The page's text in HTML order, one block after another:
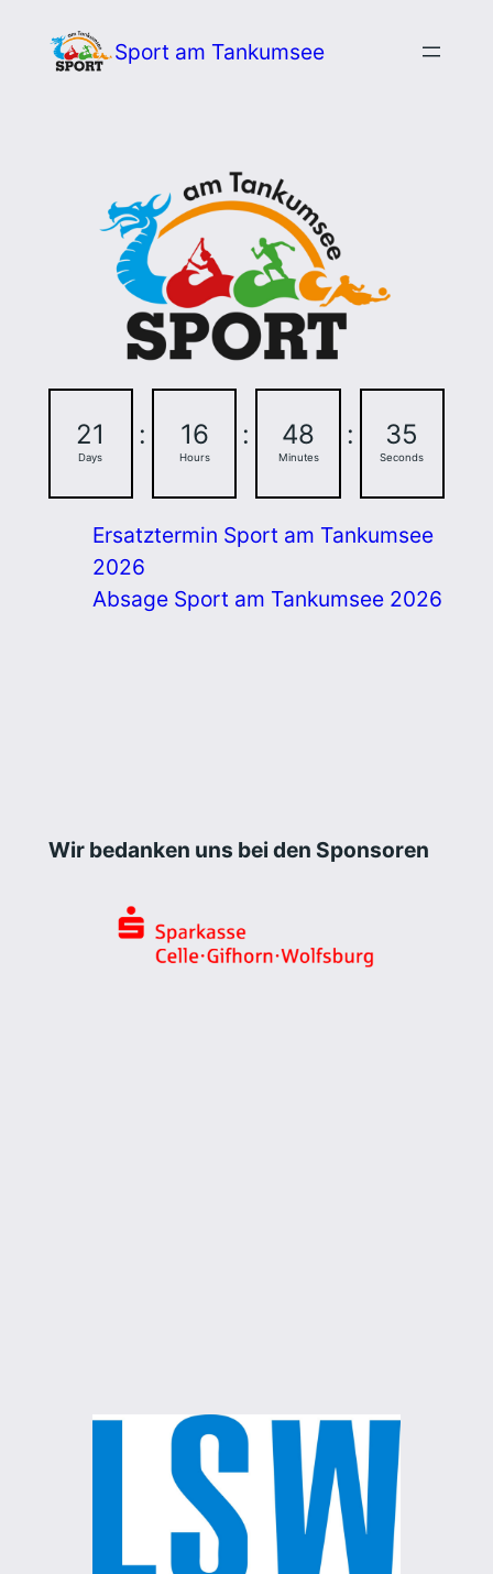
Inhalt
Sport am Tankumsee
21
Days
: 16
Hours
: 48
Minutes
: 34
Seconds
Ersatztermin Sport am Tankumsee
2026
Absage Sport am Tankumsee 2026
Wir bedanken uns bei den Sponsoren